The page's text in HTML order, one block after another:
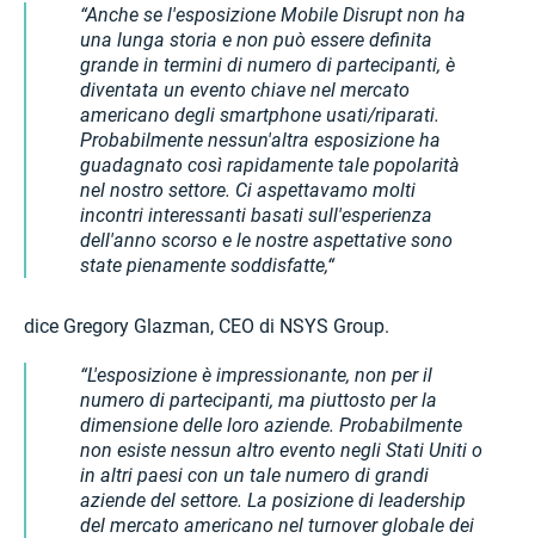
Anche se l'esposizione Mobile Disrupt non ha
una lunga storia e non può essere definita
grande in termini di numero di partecipanti, è
diventata un evento chiave nel mercato
americano degli smartphone usati/riparati.
Probabilmente nessun'altra esposizione ha
guadagnato così rapidamente tale popolarità
nel nostro settore. Ci aspettavamo molti
incontri interessanti basati sull'esperienza
dell'anno scorso e le nostre aspettative sono
state pienamente soddisfatte,
dice Gregory Glazman, CEO di NSYS Group.
L'esposizione è impressionante, non per il
numero di partecipanti, ma piuttosto per la
dimensione delle loro aziende. Probabilmente
non esiste nessun altro evento negli Stati Uniti o
in altri paesi con un tale numero di grandi
aziende del settore. La posizione di leadership
del mercato americano nel turnover globale dei